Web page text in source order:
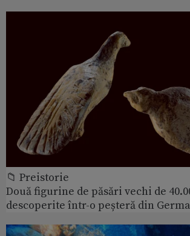
📁 Preistorie
Două figurine de păsări vechi de
descoperite într-o peșteră din